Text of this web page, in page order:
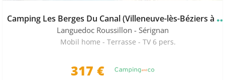
amping Les Berges Du Canal
Languedoc Roussillon - Sérignan
Mobil home - Terrasse - TV 6 pers.
317 €